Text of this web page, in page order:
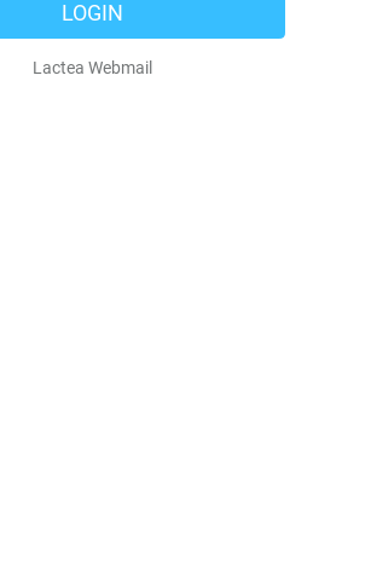
LOGIN
Lactea Webmail